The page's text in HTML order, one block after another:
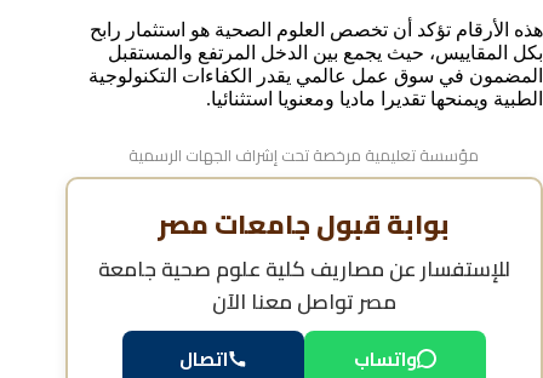
هذه الأرقام تؤكد أن تخصص العلوم الصحية هو استثمار رابح
بكل المقاييس، حيث يجمع بين الدخل المرتفع والمستقبل
المضمون في سوق عمل عالمي يقدر الكفاءات التكنولوجية
الطبية ويمنحها تقديرا ماديا ومعنويا استثنائيا.
مؤسسة تعليمية مرخصة تحت إشراف الجهات الرسمية
بوابة قبول جامعات مصر
للإستفسار عنمصاريف كلية علوم صحية جامعة
مصرتواصل معنا الآن
واتساب اتصال